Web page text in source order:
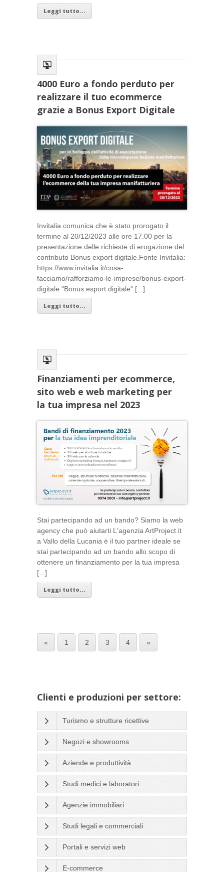
Leggi tutto...
4000 Euro a fondo perduto per
realizzare il tuo ecommerce
grazie a Bonus Export Digitale
Invitalia comunica che è stato prorogato il
termine al 20/12/2023 alle ore 17.00 per la
presentazione delle richieste di erogazione del
contributo Bonus export digitale.Fonte Invitalia:
https://www.invitalia.it/cosa-
facciamo/rafforziamo-le-imprese/bonus-export-
digitale "Bonus esport digitale" [...]
Leggi tutto...
Finanziamenti per ecommerce,
sito web e web marketing per
la tua impresa nel 2023
Stai partecipando ad un bando? Siamo la web
agency che può aiutarti L'agenzia ArtProject.it
a Vallo della Lucania è il tuo partner ideale se
stai partecipando ad un bando allo scopo di
ottenere un finanziamento per la tua impresa
[...]
Leggi tutto...
« 1 2 3 4 »
Clienti e produzioni per settore:
Turismo e strutture ricettive
Negozi e showrooms
Aziende e produttività
Studi medici e laboratori
Agenzie immobiliari
Studi legali e commerciali
Portali e servizi web
E-commerce